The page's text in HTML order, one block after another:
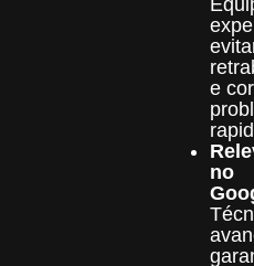
e
no